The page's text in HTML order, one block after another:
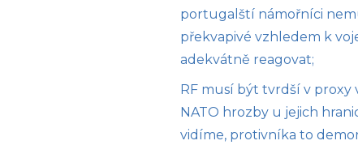
portugalští námořníci
překvapivé vzhledem k
adekvátně reagovat;
RF musí být tvrdší v proxy
NATO hrozby u jejich
vidíme, protivníka to